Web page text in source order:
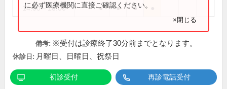
14:00～18:00 ● ● ●
に必ず医療機関に直接ご確認ください。
×閉じる
備考: ※受付は診療終了30分前までとなります。
休診日: 月曜日、日曜日、祝祭日
初診受付 再診電話受付